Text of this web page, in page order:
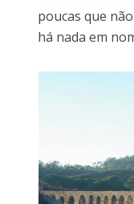
poucas que
há nada em